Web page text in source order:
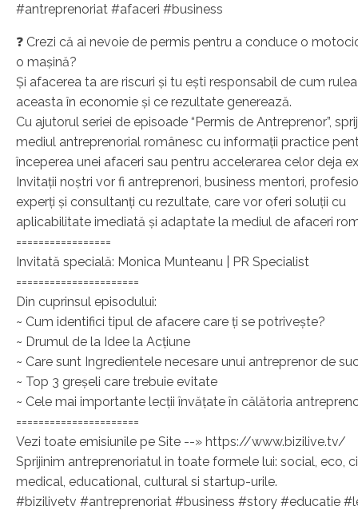
#antreprenoriat #afaceri #business
❓ Crezi că ai nevoie de permis pentru a conduce o
o mașină?
Și afacerea ta are riscuri și tu ești responsabil de cum
aceasta în economie și ce rezultate generează.
Cu ajutorul seriei de episoade “Permis de Antreprenor”,
mediul antreprenorial românesc cu informații practice
începerea unei afaceri sau pentru accelerarea celor deja
Invitații noștri vor fi antreprenori, business mentori,
experți și consultanți cu rezultate, care vor oferi soluții cu
aplicabilitate imediată și adaptate la mediul de afaceri
=================
Invitată specială: Monica Munteanu | PR Specialist
======================
Din cuprinsul episodului:
~ Cum identifici tipul de afacere care ți se potrivește?
~ Drumul de la Idee la Acțiune
~ Care sunt Ingredientele necesare unui antreprenor de
~ Top 3 greșeli care trebuie evitate
~ Cele mai importante lecții învățate în călătoria
======================
Vezi toate emisiunile pe Site --» https://www.bizilive.tv/
Sprijinim antreprenoriatul in toate formele lui: social, eco,
medical, educational, cultural si startup-urile.
#bizilivetv #antreprenoriat #business #story #educatie